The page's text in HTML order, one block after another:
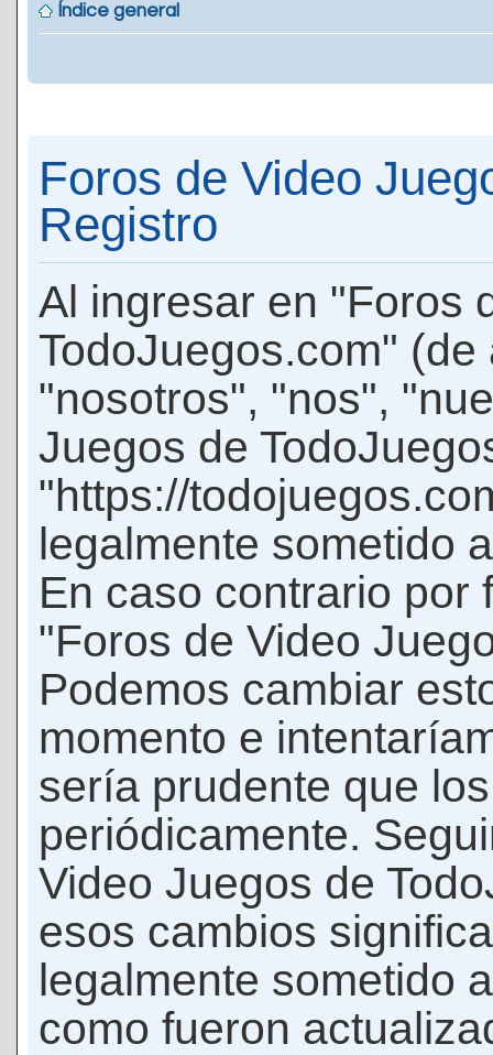
Índice general
Foros de Video
Registro
Al ingresar en "Foros
TodoJuegos.com"
"nosotros", "nos",
Juegos de
"https://
legalmente sometido
En caso contrario por
"Foros de Video
Podemos cambiar
momento e
sería prudente que
periódicamente.
Video Juegos de
esos cambios
legalmente sometido
como fueron